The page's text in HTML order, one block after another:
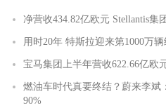
净营收434.82亿欧元 Stellantis集
用时20年 特斯拉迎来第1000万
宝马集团上半年营收622.66亿欧
燃油车时代真要终结？蔚来李斌
90%